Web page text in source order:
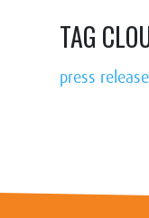
TAG
press release